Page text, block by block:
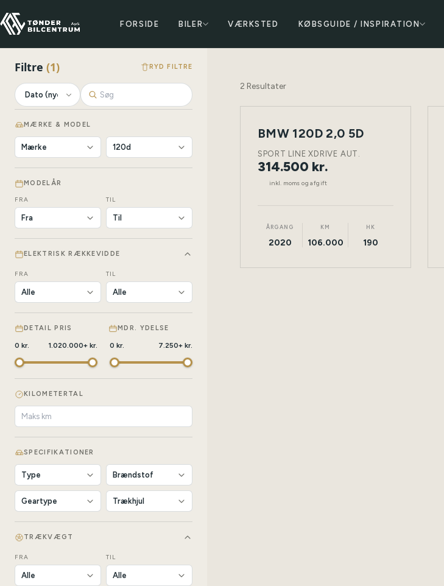
FORSIDE BILER VÆRKSTED KØBSGUIDE / INSPIRATION
Filtre (1) RYD FILTRE
MÆRKE & MODEL
MODELÅR
FRA TIL
ELEKTRISK RÆKKEVIDDE
FRA TIL
DETAIL PRIS MDR. YDELSE
0 kr. 1.020.000+ kr. 0 kr. 7.250+ kr.
KILOMETERTAL
SPECIFIKATIONER
TRÆKVÆGT
FRA TIL
2 Resultater
DIESEL TØNDER
BMW 120D 2,0 5D
SPORT LINE XDRIVE AUT.
314.500 kr.
inkl. moms og afgift
ÅRGANG
2020
KM
106.000
HK
190